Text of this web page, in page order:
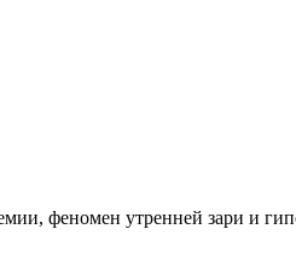
феномен утренней зари и